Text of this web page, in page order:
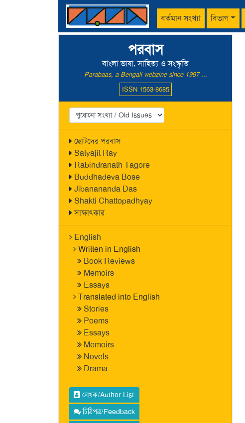
বর্তমান সংখ্যা বিভাগ
পরবাস
বাংলা ভাষা, সাহিত্য ও সংস্কৃতি
Parabaas, a Bengali webzine since 1997 ...
ISSN 1563-8685
ছোটদের পরবাস
Satyajit Ray
Rabindranath Tagore
Buddhadeva Bose
Jibanananda Das
Shakti Chattopadhyay
সাক্ষাৎকার
English
Written in English
Book Reviews
Memoirs
Essays
Translated into English
Stories
Poems
Essays
Memoirs
Novels
Drama
লেখক/Author List
চিঠিপত্র/Feedback